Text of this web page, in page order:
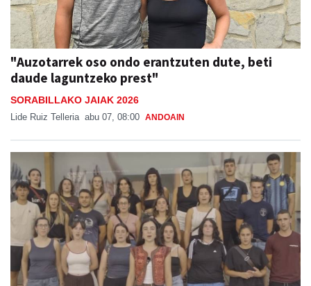
"Auzotarrek oso ondo erantzuten dute, beti
daude laguntzeko prest"
SORABILLAKO JAIAK 2026
Lide Ruiz Telleria abu 07, 08:00 ANDOAIN